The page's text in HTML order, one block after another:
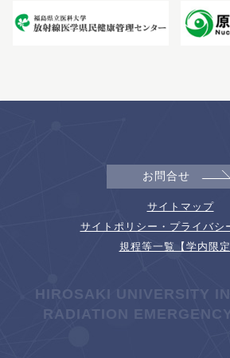
お問合せ
サイトマップ
サイトポリシー・プライバシ
規程等一覧【学内限定
HIROSAKI UNIVERSITY
RADIATION